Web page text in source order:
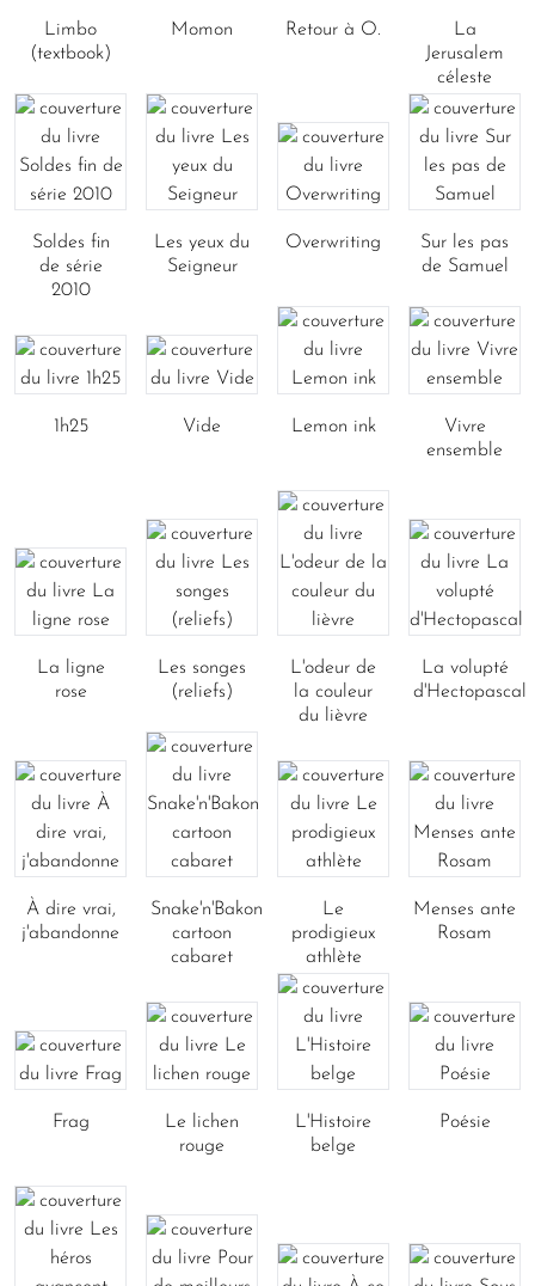
Limbo
(textbook)
Momon Retour à O.
La
Jerusalem
céleste
Soldes fin
de série
2010
Les yeux du
Seigneur
Overwriting
Sur les pas
de Samuel
1h25 Vide Lemon ink
Vivre
ensemble
La ligne
rose
Les songes
(reliefs)
L'odeur de
la couleur
du lièvre
La volupté
d'Hectopascal
À dire vrai,
j'abandonne
Snake'n'Bakon
cartoon
cabaret
Le
prodigieux
athlète
Menses ante
Rosam
Frag
Le lichen
rouge
L'Histoire
belge
Poésie